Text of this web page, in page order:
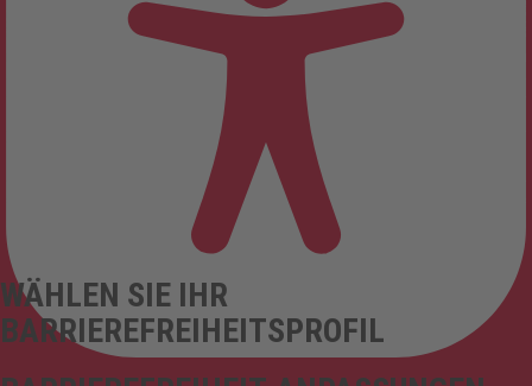
WÄHLEN SIE IHR
BARRIEREFREIHEITSPROFIL